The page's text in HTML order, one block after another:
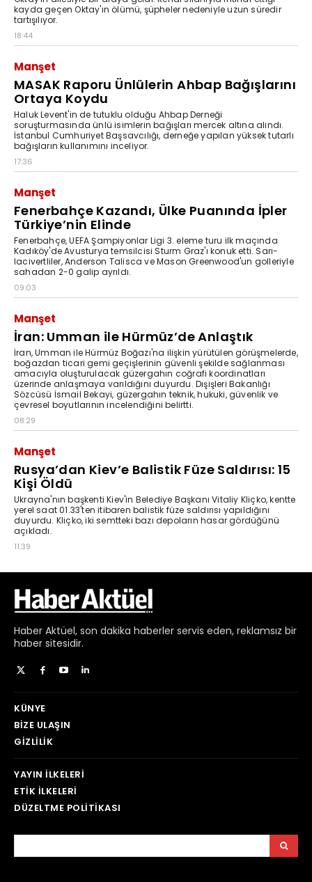
Haber Aktüel, son dakika haberler servis eden, reklamsız bir
haber sitesidir.
KÜNYE
BIZE ULAŞIN
GIZLILIK
YAYIN İLKELERI
ETIK İLKELERI
DÜZELTME POLITIKASI